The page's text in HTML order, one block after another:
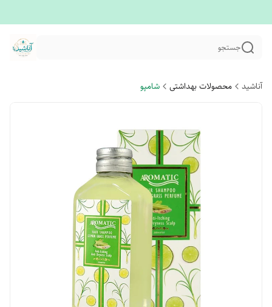
جستجو
آناشید محصولات بهداشتی شامپو